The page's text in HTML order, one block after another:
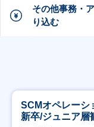
その他事務・
り込む
SCMオペレーシ
新卒/ジュニア層